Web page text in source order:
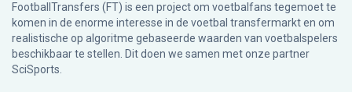
FootballTransfers (FT) is een project om voetbalfans tegemoet te
komen in de enorme interesse in de voetbal transfermarkt en om
realistische op algoritme gebaseerde waarden van voetbalspelers
beschikbaar te stellen. Dit doen we samen met onze partner
SciSports